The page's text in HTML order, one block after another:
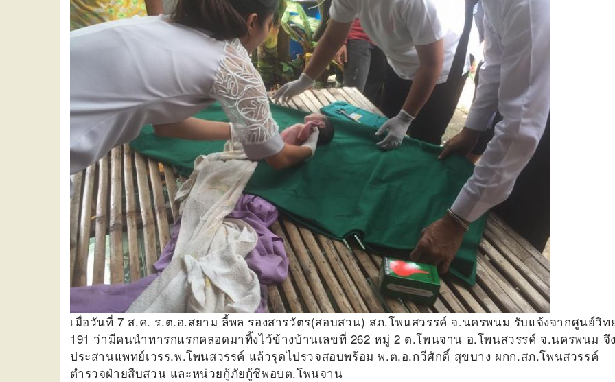
เมื่อวันที่ 7 ส.ค. ร.ต.อ.สยาม ลี้พล รองสารวัตร(สอบสวน) สภ.โพนสวรรค์ จ.นครพนม รับแจ้งจากศูนย์วิท
191 ว่ามีคนนำทารกแรกคลอดมาทิ้งไว้ข้างบ้านเลขที่ 262 หมู่ 2 ต.โพนจาน อ.โพนสวรรค์ จ.นครพนม จึง
ประสานแพทย์เวรร.พ.โพนสวรรค์ แล้วรุดไปรวจสอบพร้อม พ.ต.อ.กวีศักดิ์ สุขบาง ผกก.สภ.โพนสวรรค์
ตำรวจฝ่ายสืบสวน และหน่วยกู้ภัยกู้ชีพอบต.โพนจาน